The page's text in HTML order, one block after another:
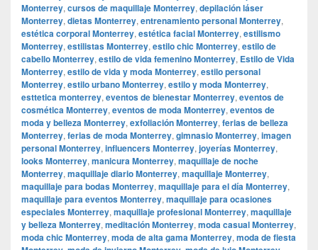
Monterrey, cursos de maquillaje Monterrey, depilación láser
Monterrey, dietas Monterrey, entrenamiento personal Monterrey,
estética corporal Monterrey, estética facial Monterrey, estilismo
Monterrey, estilistas Monterrey, estilo chic Monterrey, estilo de
cabello Monterrey, estilo de vida femenino Monterrey, Estilo de Vida
Monterrey, estilo de vida y moda Monterrey, estilo personal
Monterrey, estilo urbano Monterrey, estilo y moda Monterrey,
esttetica monterrey, eventos de bienestar Monterrey, eventos de
cosmética Monterrey, eventos de moda Monterrey, eventos de
moda y belleza Monterrey, exfoliación Monterrey, ferias de belleza
Monterrey, ferias de moda Monterrey, gimnasio Monterrey, imagen
personal Monterrey, influencers Monterrey, joyerías Monterrey,
looks Monterrey, manicura Monterrey, maquillaje de noche
Monterrey, maquillaje diario Monterrey, maquillaje Monterrey,
maquillaje para bodas Monterrey, maquillaje para el día Monterrey,
maquillaje para eventos Monterrey, maquillaje para ocasiones
especiales Monterrey, maquillaje profesional Monterrey, maquillaje
y belleza Monterrey, meditación Monterrey, moda casual Monterrey,
moda chic Monterrey, moda de alta gama Monterrey, moda de fiesta